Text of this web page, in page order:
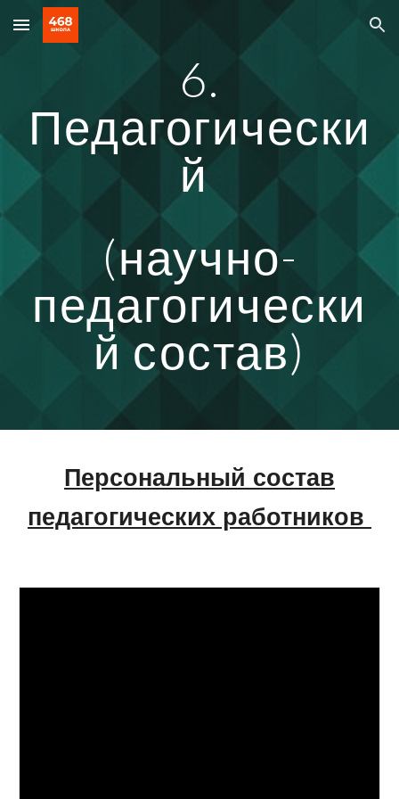
Skip to main content Skip to navigation
6.
Педагогически
й
(научно-
педагогически
й состав)
Персональный состав
педагогических работников